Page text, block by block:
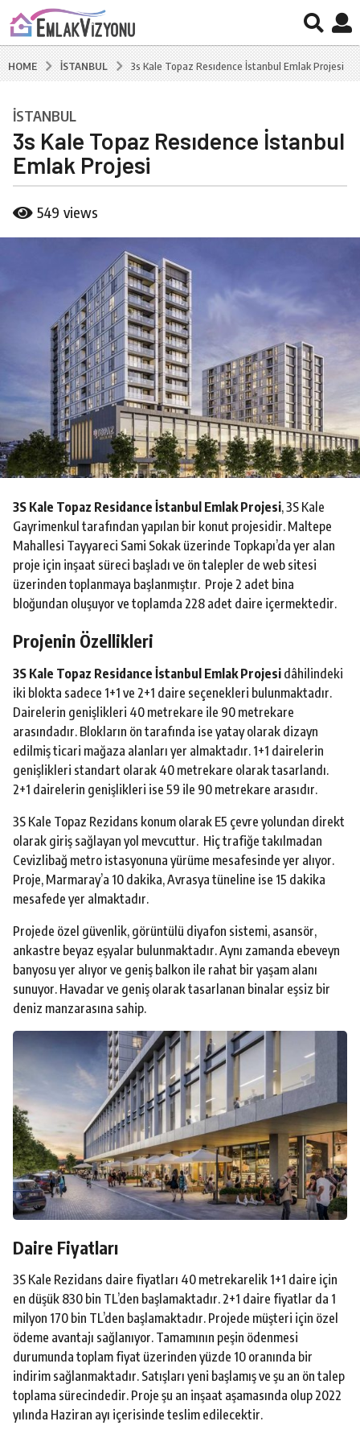
HOME İSTANBUL 3s Kale Topaz Resıdence İstanbul Emlak Projesi
6
y
ı
l
g
İSTANBUL
3s Kale Topaz Resıdence İstanbul
Emlak Projesi
y
B
549 views
3S Kale Topaz Residance İstanbul Emlak Projesi, 3S Kale
Gayrimenkul tarafından yapılan bir konut projesidir. Maltepe
Mahallesi Tayyareci Sami Sokak üzerinde Topkapı’da yer alan
proje için inşaat süreci başladı ve ön talepler de web sitesi
üzerinden toplanmaya başlanmıştır. Proje 2 adet bina
bloğundan oluşuyor ve toplamda 228 adet daire içermektedir.
Projenin Özellikleri
3S Kale Topaz Residance İstanbul Emlak Projesi dâhilindeki
iki blokta sadece 1+1 ve 2+1 daire seçenekleri bulunmaktadır.
Dairelerin genişlikleri 40 metrekare ile 90 metrekare
arasındadır. Blokların ön tarafında ise yatay olarak dizayn
edilmiş ticari mağaza alanları yer almaktadır. 1+1 dairelerin
genişlikleri standart olarak 40 metrekare olarak tasarlandı.
2+1 dairelerin genişlikleri ise 59 ile 90 metrekare arasıdır.
3S Kale Topaz Rezidans konum olarak E5 çevre yolundan direkt
olarak giriş sağlayan yol mevcuttur. Hiç trafiğe takılmadan
Cevizlibağ metro istasyonuna yürüme mesafesinde yer alıyor.
Proje, Marmaray’a 10 dakika, Avrasya tüneline ise 15 dakika
mesafede yer almaktadır.
Projede özel güvenlik, görüntülü diyafon sistemi, asansör,
ankastre beyaz eşyalar bulunmaktadır. Aynı zamanda ebeveyn
banyosu yer alıyor ve geniş balkon ile rahat bir yaşam alanı
sunuyor. Havadar ve geniş olarak tasarlanan binalar eşsiz bir
deniz manzarasına sahip.
Daire Fiyatları
3S Kale Rezidans daire fiyatları 40 metrekarelik 1+1 daire için
en düşük 830 bin TL’den başlamaktadır. 2+1 daire fiyatlar da 1
milyon 170 bin TL’den başlamaktadır. Projede müşteri için özel
ödeme avantajı sağlanıyor. Tamamının peşin ödenmesi
durumunda toplam fiyat üzerinden yüzde 10 oranında bir
indirim sağlanmaktadır. Satışları yeni başlamış ve şu an ön talep
toplama sürecindedir. Proje şu an inşaat aşamasında olup 2022
yılında Haziran ayı içerisinde teslim edilecektir.